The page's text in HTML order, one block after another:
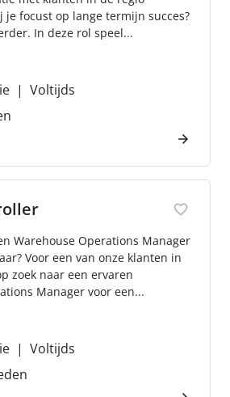
je focust op lange termijn succes?
In deze rol speel...
Voltijds
Warehouse Operations Manager
Voor een van onze klanten in
zoek naar een ervaren
Manager voor een...
Voltijds